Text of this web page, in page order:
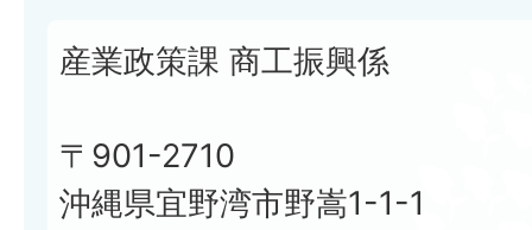
産業政策課 商工振興係
〒901-2710
沖縄県宜野湾市野嵩1-1-1